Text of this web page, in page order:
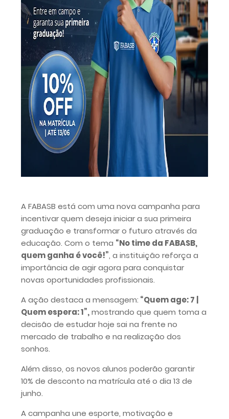
A FABASB está com uma nova campanha para
incentivar quem deseja iniciar a sua primeira
graduação e transformar o futuro através da
educação. Com o tema “No time da FABASB,
quem ganha é você!”, a instituição reforça a
importância de agir agora para conquistar
novas oportunidades profissionais.
A ação destaca a mensagem: “Quem age: 7 |
Quem espera: 1”,mostrando que quem toma a
decisão de estudar hoje sai na frente no
mercado de trabalho e na realização dos
sonhos.
Além disso, os novos alunos poderão garantir
10% de desconto na matrícula até o dia 13 de
junho.
A campanha une esporte, motivação e